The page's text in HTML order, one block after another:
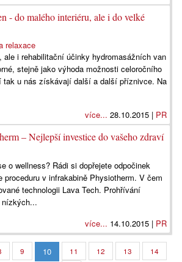
- do malého interiéru, ale i do velké
relaxace
ale i rehabilitační účinky hydromasážních van
stejně jako výhoda možnosti celoročního
tak u nás získávají další a další příznivce. Na
více... 28.10.2015 | PR
– Nejlepší investice do vašeho zdraví
o wellness? Rádi si dopřejete odpočinek
proceduru v infrakabině Physiotherm. V čem
technologii Lava Tech. Prohřívání
nízkých...
více... 14.10.2015 | PR
9 10 11 12 13
14